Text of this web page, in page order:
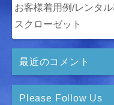
お客様着用例/レンタ
スクローゼット
最近のコメント
Please Follow Us